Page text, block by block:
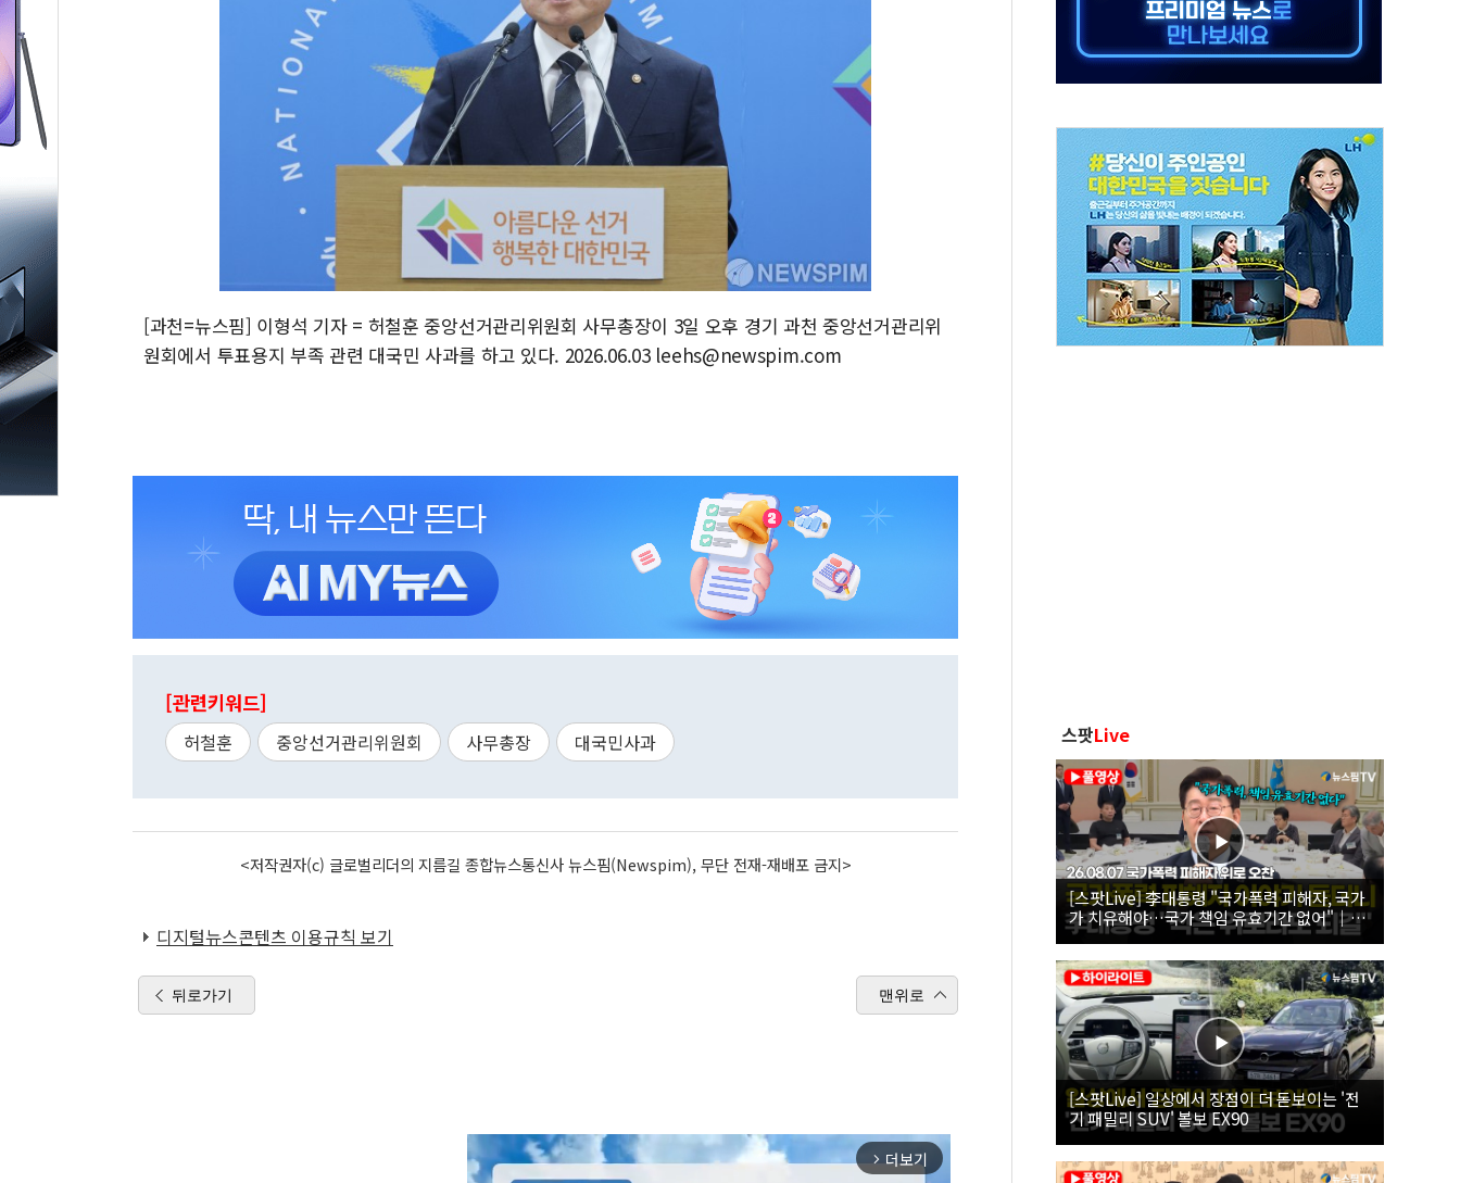
[과천=뉴스핌] 이형석 기자 = 허철훈 중앙선거관리위원회 사무총장이 3일 오후 경기 과천 중앙선거관리위
원회에서 투표용지 부족 관련 대국민 사과를 하고 있다. 2026.06.03 leehs@newspim.com
[관련키워드]
허철훈 중앙선거관리위원회 사무총장 대국민사과
<저작권자(c) 글로벌리더의 지름길 종합뉴스통신사 뉴스핌(Newspim), 무단 전재-재배포 금지>
디지털뉴스콘텐츠 이용규칙 보기
뒤로가기 맨위로
arrow_forward_ios 더보기
스팟Live
[스팟Live] 李대통령 "국가폭력 피해자, 국가
가 치유해야…국가 책임 유효기간 없어"｜
26.08.07 국가폭력 피해자 위로 오찬
[스팟Live] 일상에서 장점이 더 돋보이는 '전
기 패밀리 SUV' 볼보 EX90